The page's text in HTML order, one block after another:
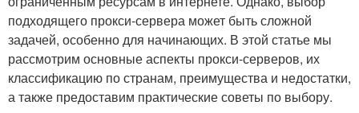
подходящего прокси-сервера может быть сложной
задачей, особенно для начинающих. В этой статье мы
рассмотрим основные аспекты прокси-серверов, их
классификацию по странам, преимущества и недостатки,
а также предоставим практические советы по выбору.